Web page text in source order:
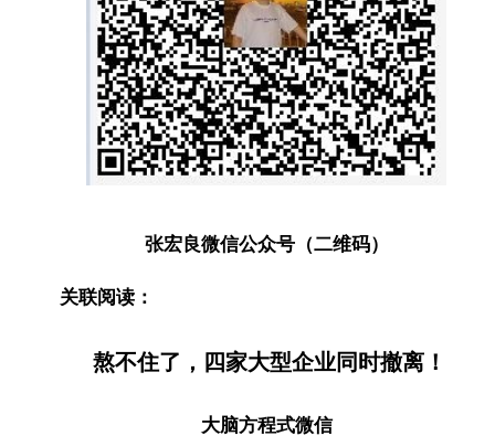
张宏良微信公众号（二维码）
关联阅读：
熬不住了，四家大型企业同时撤离！
大脑方程式微信